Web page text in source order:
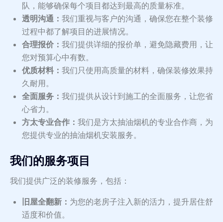
队，能够确保每个项目都达到最高的质量标准。
透明沟通： 我们重视与客户的沟通，确保您在整个装修
过程中都了解项目的进展情况。
合理报价： 我们提供详细的报价单，避免隐藏费用，让
您对预算心中有数。
优质材料： 我们只使用高质量的材料，确保装修效果持
久耐用。
全面服务： 我们提供从设计到施工的全面服务，让您省
心省力。
方太专业合作： 我们是方太抽油烟机的专业合作商，为
您提供专业的抽油烟机安装服务。
我们的服务项目
我们提供广泛的装修服务，包括：
旧屋全翻新： 为您的老房子注入新的活力，提升居住舒
适度和价值。